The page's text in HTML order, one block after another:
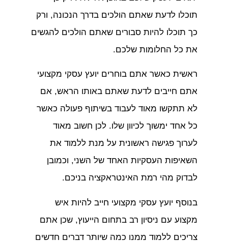
תוכלו לדעת שאתם הולכים בדרך הנכונה, ורק
כך תוכלו להיות סבורים שאתם הולכים להגשים
את כל החלומות שלכם.
ראשית כאשר אתם בוחרים יועץ עסקי מקצועי
אתם חייבים לדעת שאתם באותו הראש, אם
לא תתקשו מאוד לעבוד בשיתוף פעולה כאשר
כל אחד ימשוך לכיוון שלו. לכן חשוב מאוד
לערוך פגישה ראשונית על מנת ללמוד את
השאיפות העסקיות האחד של השני, וכמובן
לבדוק מהי רמת האינטראקציה בניכם.
בנוסף יועץ עסקי מקצועי חייב להיות איש
מקצוע עם ניסיון רב בתחום הייעוץ, שכן אתם
צריכים ללמוד ממנו כמה שיותר דברים חדשים